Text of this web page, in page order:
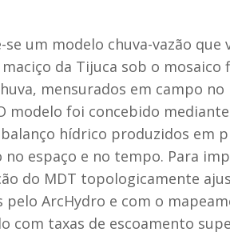
um modelo chuva-vazão
da Tijuca sob o
mensurados em campo
modelo foi concebido
hídrico produzidos em
no espaço e no tempo. Para
do MDT topologicamente
ArcHydro e com o
com taxas de escoamento